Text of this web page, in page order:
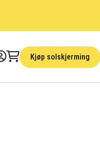
Kjøp solskjerming